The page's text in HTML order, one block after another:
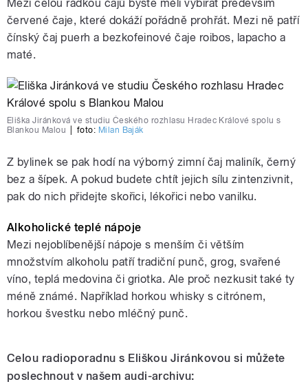
Mezi celou řádkou čajů byste měli vybírat především
červené čaje, které dokáží pořádně prohřát. Mezi ně patří
čínský čaj puerh a bezkofeinové čaje roibos, lapacho a
maté.
Eliška Jiránková ve studiu Českého rozhlasu Hradec Králové spolu s
Blankou Malou
foto: Milan Baják
Z bylinek se pak hodí na výborný zimní čaj maliník, černý
bez a šípek. A pokud budete chtít jejich sílu zintenzivnit,
pak do nich přidejte skořici, lékořici nebo vanilku.
Alkoholické teplé nápoje
Mezi nejoblíbenější nápoje s menším či větším
množstvím alkoholu patří tradiční punč, grog, svařené
víno, teplá medovina či griotka. Ale proč nezkusit také ty
méně známé. Například horkou whisky s citrónem,
horkou švestku nebo mléčný punč.
Celou radioporadnu s Eliškou Jiránkovou si můžete
poslechnout v našem audi-archivu: